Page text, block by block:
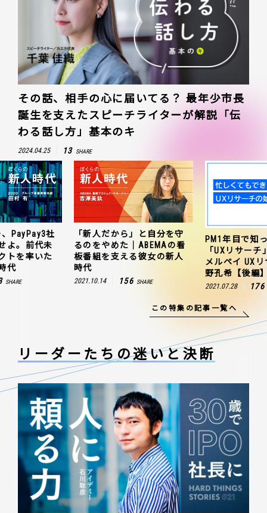
その話、相手の心に届いてる？ 最年少市長
誕生を支えたスピーチライターが解説「伝
わる話し方」基本のキ
2024.04.25 13 SHARE
PayPay3社
よ。前代未
トを率いた
代
SHARE
「新人だから」と自分を守
るのをやめた｜ABEMAの看
板番組を支える彼女の新人
時代
2021.10.14 156 SHARE
PM1年目で知
「UXリサー
メルペイ UX
野孔希【後編
2021.07.28 176
この特集の記事一覧へ
リーダーたちの迷いと決断